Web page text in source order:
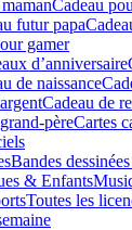
Cadeau
futur papa
gamer
d’anniversaire
de naissance
Cadeau de
pèreCartes
Bandes
& Enfants
Toutes les